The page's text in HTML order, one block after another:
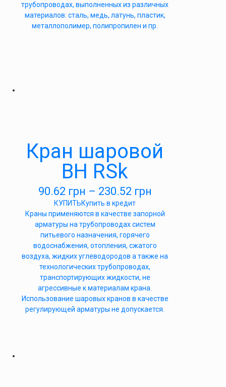
трубопроводах, выполненных из различных
материалов: сталь, медь, латунь, пластик,
металлополимер, полипропилен и пр.
Кран шаровой
ВН RSk
90.62 грн – 230.52 грн
КУПИТЬКупить в кредит
Краны применяются в качестве запорной
арматуры на трубопроводах систем
питьевого назначения, горячего
водоснабжения, отопления, сжатого
воздуха, жидких углеводородов а также на
технологических трубопроводах,
транспортирующих жидкости, не
агрессивные к материалам крана.
Использование шаровых кранов в качестве
регулирующей арматуры не допускается.